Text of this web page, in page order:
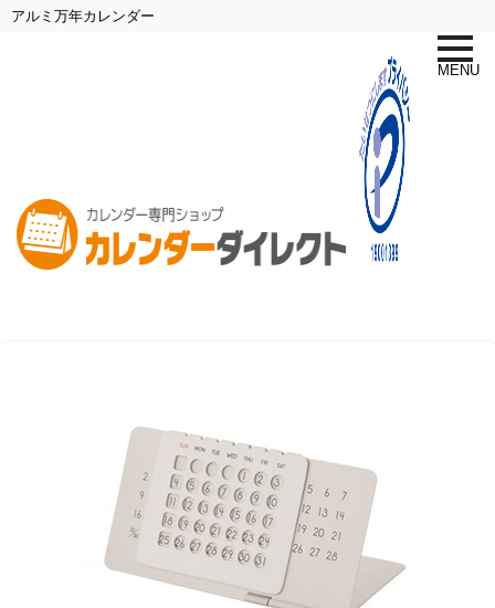
アルミ万年カレンダー
toggle
MENU